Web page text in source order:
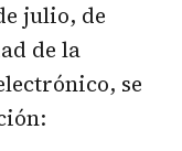
julio, de
de la
se